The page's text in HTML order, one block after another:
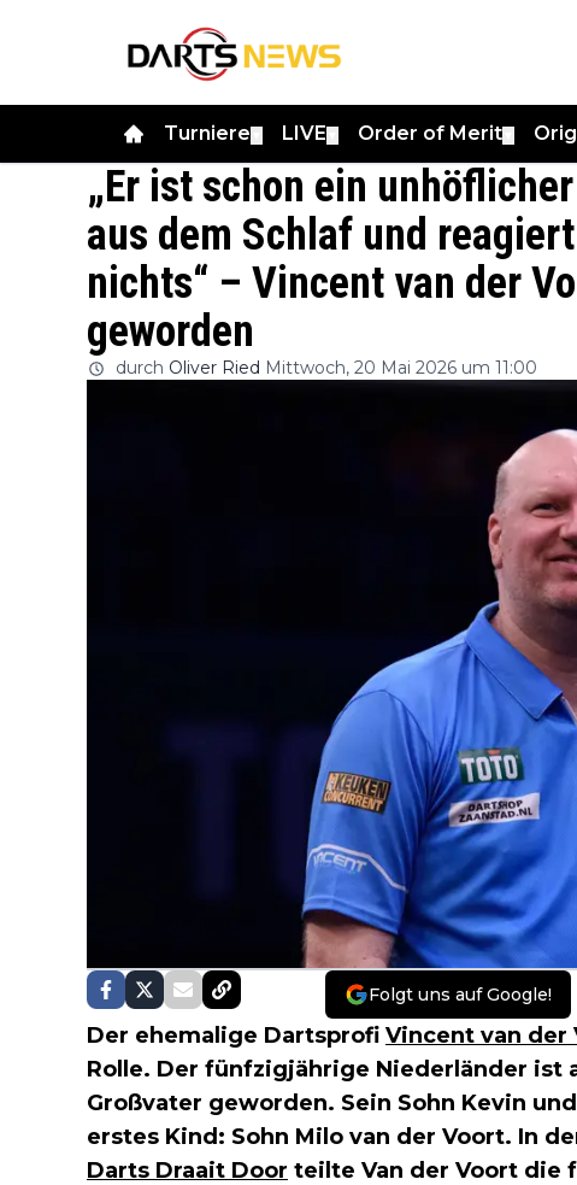
Turniere LIVE Order of Merit
„Er ist schon ein
aus dem Schlaf und
nichts“ – Vincent van der
geworden
durch Oliver Ried Mittwoch, 20 Mai 2026 um 11:00
Folgt uns auf Google!
Der ehemalige Dartsprofi Vincent van der
Rolle. Der fünfzigjährige Niederländer ist
Großvater geworden. Sein Sohn Kevin
erstes Kind: Sohn Milo van der Voort. In
Darts Draait Door teilte Van der Voort die